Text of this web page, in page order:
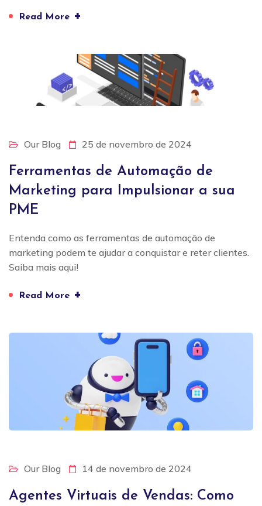
Read More +
Our Blog 25 de novembro de 2024
Ferramentas de Automação de
Marketing para Impulsionar a sua
PME
Entenda como as ferramentas de automação de
marketing podem te ajudar a conquistar e reter clientes.
Saiba mais aqui!
Read More +
Our Blog 14 de novembro de 2024
Agentes Virtuais de Vendas: Como